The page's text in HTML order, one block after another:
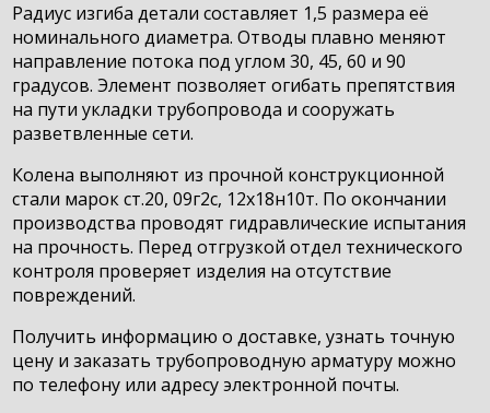
Радиус изгиба детали составляет 1,5 размера её
номинального диаметра. Отводы плавно меняют
направление потока под углом 30, 45, 60 и 90
градусов. Элемент позволяет огибать препятствия
на пути укладки трубопровода и сооружать
разветвленные сети.
Колена выполняют из прочной конструкционной
стали марок ст.20, 09г2с, 12х18н10т. По окончании
производства проводят гидравлические испытания
на прочность. Перед отгрузкой отдел технического
контроля проверяет изделия на отсутствие
повреждений.
Получить информацию о доставке, узнать точную
цену и заказать трубопроводную арматуру можно
по телефону или адресу электронной почты.